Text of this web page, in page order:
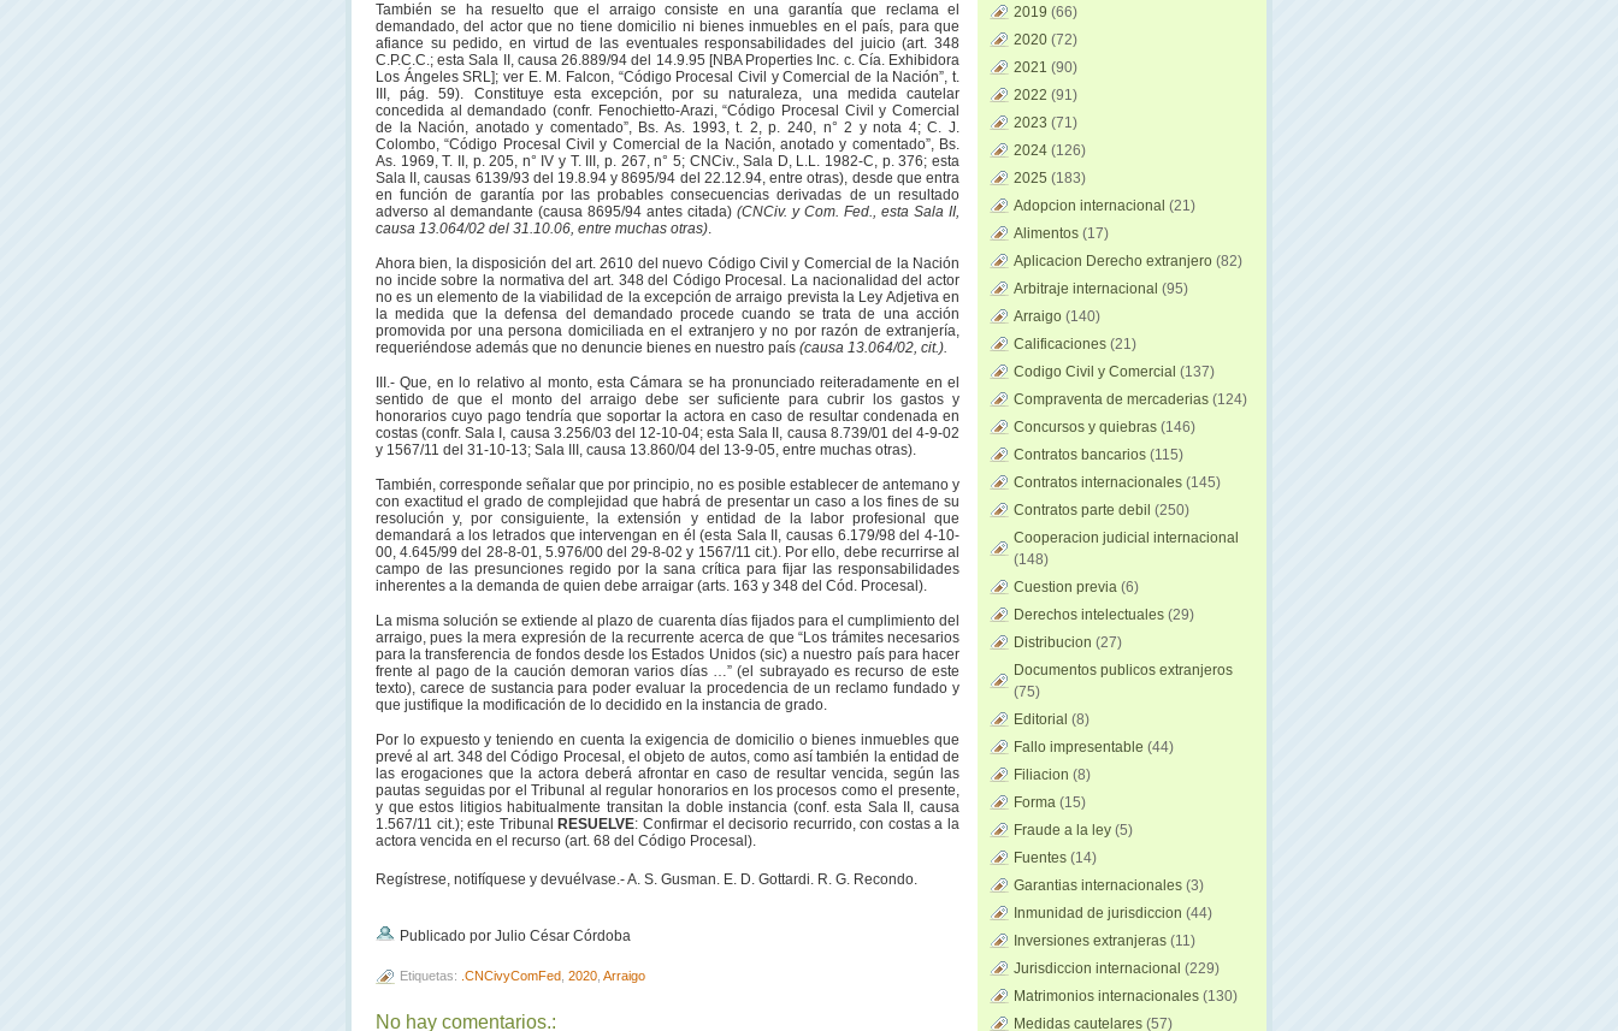
También se ha resuelto que el arraigo consiste en una garantía que reclama el
demandado, del actor que no tiene domicilio ni bienes inmuebles en el país, para que
afiance su pedido, en virtud de las eventuales responsabilidades del juicio (art. 348
C.P.C.C.; esta Sala II, causa 26.889/94 del 14.9.95 [NBA Properties Inc. c. Cía. Exhibidora
Los Ángeles SRL]; ver E. M. Falcon, “Código Procesal Civil y Comercial de la Nación”, t.
III, pág. 59). Constituye esta excepción, por su naturaleza, una medida cautelar
concedida al demandado (confr. Fenochietto-Arazi, “Código Procesal Civil y Comercial
de la Nación, anotado y comentado”, Bs. As. 1993, t. 2, p. 240, n° 2 y nota 4; C. J.
Colombo, “Código Procesal Civil y Comercial de la Nación, anotado y comentado”, Bs.
As. 1969, T. II, p. 205, n° IV y T. III, p. 267, n° 5; CNCiv., Sala D, L.L. 1982-C, p. 376; esta
Sala II, causas 6139/93 del 19.8.94 y 8695/94 del 22.12.94, entre otras), desde que entra
en función de garantía por las probables consecuencias derivadas de un resultado
adverso al demandante (causa 8695/94 antes citada) (CNCiv. y Com. Fed., esta Sala II,
causa 13.064/02 del 31.10.06, entre muchas otras).
Ahora bien, la disposición del art. 2610 del nuevo Código Civil y Comercial de la Nación
no incide sobre la normativa del art. 348 del Código Procesal. La nacionalidad del actor
no es un elemento de la viabilidad de la excepción de arraigo prevista la Ley Adjetiva en
la medida que la defensa del demandado procede cuando se trata de una acción
promovida por una persona domiciliada en el extranjero y no por razón de extranjería,
requeriéndose además que no denuncie bienes en nuestro país (causa 13.064/02, cit.).
III.- Que, en lo relativo al monto, esta Cámara se ha pronunciado reiteradamente en el
sentido de que el monto del arraigo debe ser suficiente para cubrir los gastos y
honorarios cuyo pago tendría que soportar la actora en caso de resultar condenada en
costas (confr. Sala I, causa 3.256/03 del 12-10-04; esta Sala II, causa 8.739/01 del 4-9-02
y 1567/11 del 31-10-13; Sala III, causa 13.860/04 del 13-9-05, entre muchas otras).
También, corresponde señalar que por principio, no es posible establecer de antemano y
con exactitud el grado de complejidad que habrá de presentar un caso a los fines de su
resolución y, por consiguiente, la extensión y entidad de la labor profesional que
demandará a los letrados que intervengan en él (esta Sala II, causas 6.179/98 del 4-10-
00, 4.645/99 del 28-8-01, 5.976/00 del 29-8-02 y 1567/11 cit.). Por ello, debe recurrirse al
campo de las presunciones regido por la sana crítica para fijar las responsabilidades
inherentes a la demanda de quien debe arraigar (arts. 163 y 348 del Cód. Procesal).
La misma solución se extiende al plazo de cuarenta días fijados para el cumplimiento del
arraigo, pues la mera expresión de la recurrente acerca de que “Los trámites necesarios
para la transferencia de fondos desde los Estados Unidos (sic) a nuestro país para hacer
frente al pago de la caución demoran varios días …” (el subrayado es recurso de este
texto), carece de sustancia para poder evaluar la procedencia de un reclamo fundado y
que justifique la modificación de lo decidido en la instancia de grado.
Por lo expuesto y teniendo en cuenta la exigencia de domicilio o bienes inmuebles que
prevé al art. 348 del Código Procesal, el objeto de autos, como así también la entidad de
las erogaciones que la actora deberá afrontar en caso de resultar vencida, según las
pautas seguidas por el Tribunal al regular honorarios en los procesos como el presente,
y que estos litigios habitualmente transitan la doble instancia (conf. esta Sala II, causa
1.567/11 cit.); este Tribunal RESUELVE: Confirmar el decisorio recurrido, con costas a la
actora vencida en el recurso (art. 68 del Código Procesal).
Regístrese, notifíquese y devuélvase.- A. S. Gusman. E. D. Gottardi. R. G. Recondo.
Publicado por Julio César Córdoba
Etiquetas: .CNCivyComFed 2020 Arraigo
No hay comentarios.:
2019 (66)
2020 (72)
2021 (90)
2022 (91)
2023 (71)
2024 (126)
2025 (183)
Adopcion internacional (21)
Alimentos (17)
Aplicacion Derecho extranjero (82)
Arbitraje internacional (95)
Arraigo (140)
Calificaciones (21)
Codigo Civil y Comercial (137)
Compraventa de mercaderias (124)
Concursos y quiebras (146)
Contratos bancarios (115)
Contratos internacionales (145)
Contratos parte debil (250)
Cooperacion judicial internacional
(148)
Cuestion previa (6)
Derechos intelectuales (29)
Distribucion (27)
Documentos publicos extranjeros
(75)
Editorial (8)
Fallo impresentable (44)
Filiacion (8)
Forma (15)
Fraude a la ley (5)
Fuentes (14)
Garantias internacionales (3)
Inmunidad de jurisdiccion (44)
Inversiones extranjeras (11)
Jurisdiccion internacional (229)
Matrimonios internacionales (130)
Medidas cautelares (57)